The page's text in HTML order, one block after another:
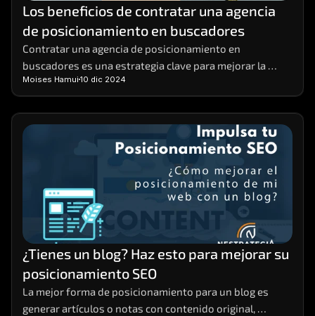
Los beneficios de contratar una agencia
de posicionamiento en buscadores
Contratar una agencia de posicionamiento en
buscadores es una estrategia clave para mejorar la
visibilidad de tu negocio en línea.  Estas agencias
ofrecen el conocimiento y la experiencia necesarios
para implementar prácticas de SEO efectivas que
aumentan el tráfico orgánico y potencian tus ventas.
Moises Hamui 10 dic 2024
¿Tienes un blog? Haz esto para mejorar su
posicionamiento SEO
La mejor forma de posicionamiento para un blog es
generar artículos o notas con contenido original,